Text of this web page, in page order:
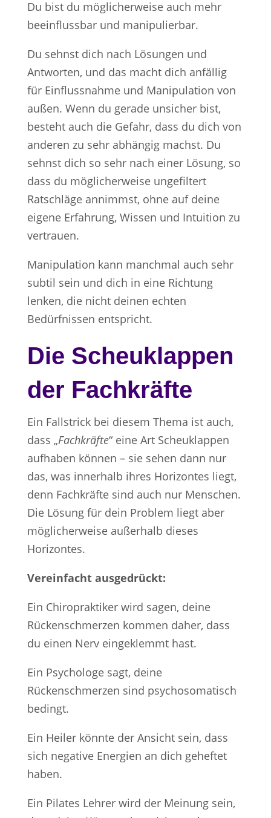
Du bist du möglicherweise auch mehr
beeinflussbar und manipulierbar.
Du sehnst dich nach Lösungen und
Antworten, und das macht dich anfällig
für Einflussnahme und Manipulation von
außen. Wenn du gerade unsicher bist,
besteht auch die Gefahr, dass du dich von
anderen zu sehr abhängig machst. Du
sehnst dich so sehr nach einer Lösung, so
dass du möglicherweise ungefiltert
Ratschläge annimmst, ohne auf deine
eigene Erfahrung, Wissen und Intuition zu
vertrauen.
Manipulation kann manchmal auch sehr
subtil sein und dich in eine Richtung
lenken, die nicht deinen echten
Bedürfnissen entspricht.
Die Scheuklappen
der Fachkräfte
Ein Fallstrick bei diesem Thema ist auch,
dass „Fachkräfte“ eine Art Scheuklappen
aufhaben können – sie sehen dann nur
das, was innerhalb ihres Horizontes liegt,
denn Fachkräfte sind auch nur Menschen.
Die Lösung für dein Problem liegt aber
möglicherweise außerhalb dieses
Horizontes.
Vereinfacht ausgedrückt:
Ein Chiropraktiker wird sagen, deine
Rückenschmerzen kommen daher, dass
du einen Nerv eingeklemmt hast.
Ein Psychologe sagt, deine
Rückenschmerzen sind psychosomatisch
bedingt.
Ein Heiler könnte der Ansicht sein, dass
sich negative Energien an dich geheftet
haben.
Ein Pilates Lehrer wird der Meinung sein,